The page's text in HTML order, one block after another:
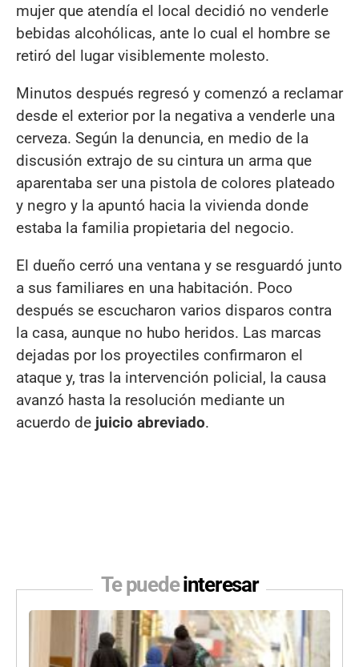
mujer que atendía el local decidió no venderle
bebidas alcohólicas, ante lo cual el hombre se
retiró del lugar visiblemente molesto.
Minutos después regresó y comenzó a reclamar
desde el exterior por la negativa a venderle una
cerveza. Según la denuncia, en medio de la
discusión extrajo de su cintura un arma que
aparentaba ser una pistola de colores plateado
y negro y la apuntó hacia la vivienda donde
estaba la familia propietaria del negocio.
El dueño cerró una ventana y se resguardó junto
a sus familiares en una habitación. Poco
después se escucharon varios disparos contra
la casa, aunque no hubo heridos. Las marcas
dejadas por los proyectiles confirmaron el
ataque y, tras la intervención policial, la causa
avanzó hasta la resolución mediante un
acuerdo de juicio abreviado.
Te puedeinteresar